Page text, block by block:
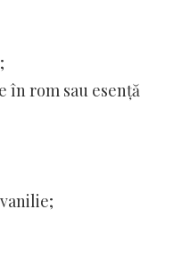
în rom sau esență